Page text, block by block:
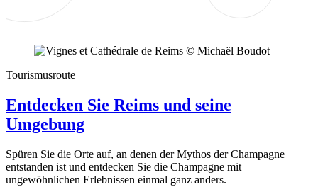
Tourismusroute
Entdecken Sie Reims und seine
Umgebung
Spüren Sie die Orte auf, an denen der Mythos der Champagne
entstanden ist und entdecken Sie die Champagne mit
ungewöhnlichen Erlebnissen einmal ganz anders.